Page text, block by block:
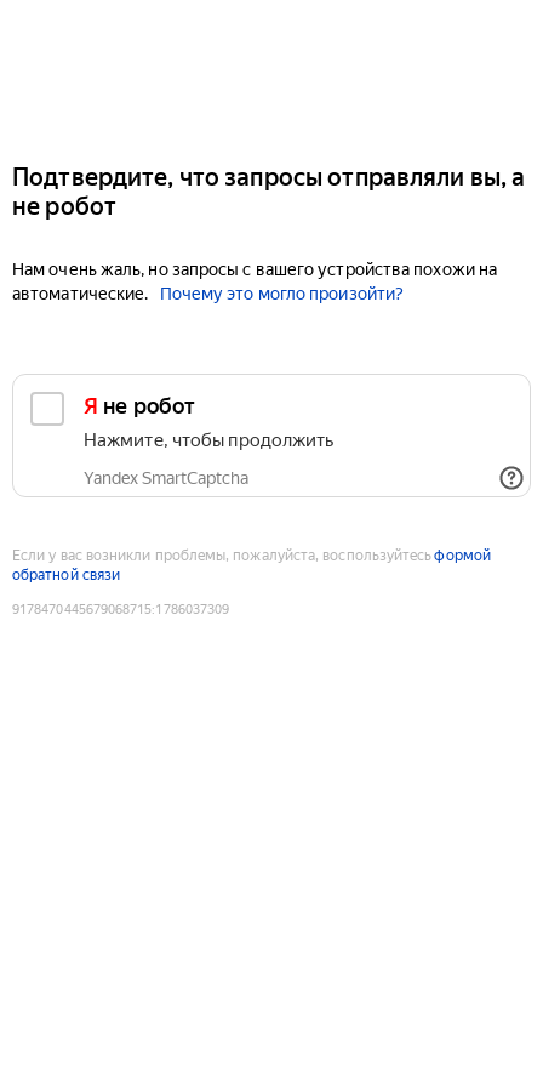
Подтвердите, что запросы отправляли вы, а
не робот
Нам очень жаль, но запросы с вашего устройства похожи на
автоматические.
Почему это могло произойти?
Я не робот
Нажмите, чтобы продолжить
Yandex SmartCaptcha
Если у вас возникли проблемы, пожалуйста, воспользуйтесьформой
обратной связи
9178470445679068715:1786037309